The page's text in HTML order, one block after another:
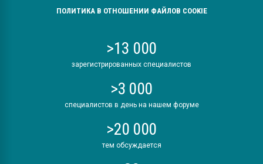
ПОЛИТИКА В ОТНОШЕНИИ ФАЙЛОВ COOKIE
>13 000
зарегистрированных специалистов
>3 000
специалистов в день на нашем форуме
>20 000
тем обсуждается